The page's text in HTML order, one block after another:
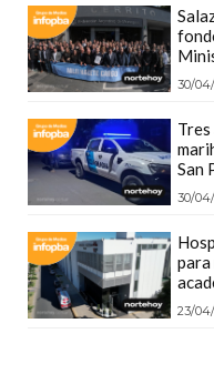
SUPLEMENTOS
DEPORTIVOS
EN
PERGAMINO:
LOS
MEJORES
PRECIOS
PROTEIN
EN
PERGAMINO:
30/
San
30/
para
23/04/